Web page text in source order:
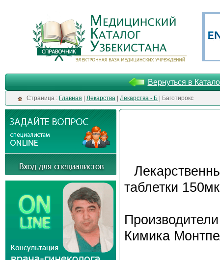
Вернуться в
Cтраница : Главная Лекарства Лекарства - Б | Баготирокс
таблетки
Производители
Кимика